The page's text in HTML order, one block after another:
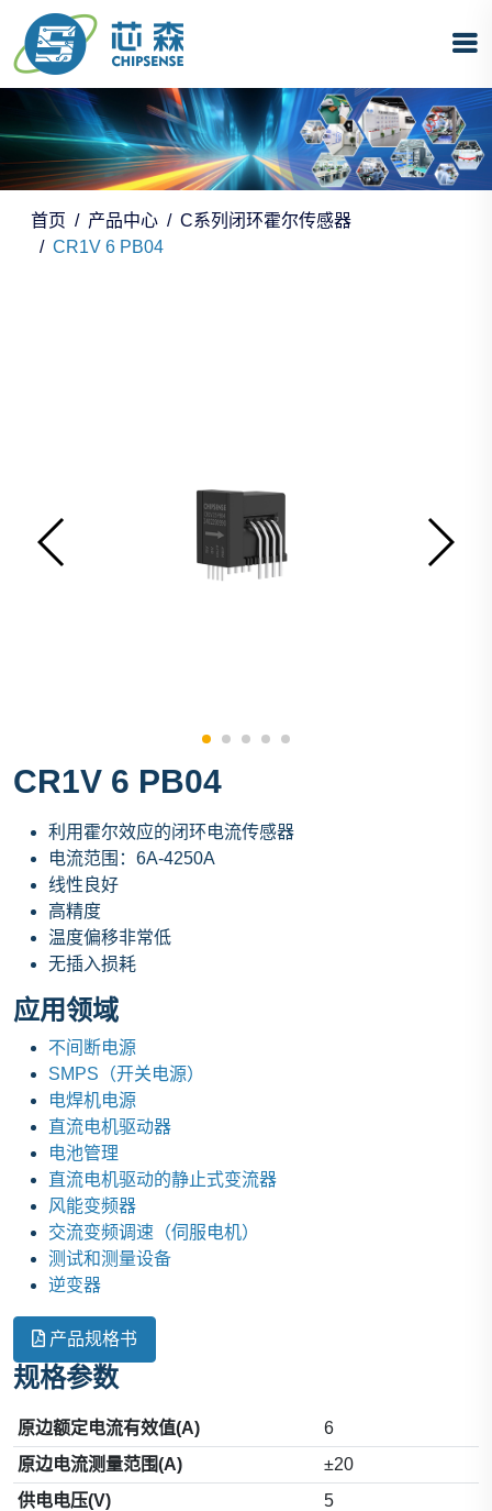
首页 产品中心
C系列闭环霍尔传感器
CR1V 6 PB04
CR1V 6 PB04
利用霍尔效应的闭环电流传感器
电流范围：6A-4250A
线性良好
高精度
温度偏移非常低
无插入损耗
应用领域
不间断电源
SMPS（开关电源）
电焊机电源
直流电机驱动器
电池管理
直流电机驱动的静止式变流器
风能变频器
交流变频调速（伺服电机）
测试和测量设备
逆变器
产品规格书
规格参数
原边额定电流有效值(A)
6
原边电流测量范围(A)
±20
供电电压(V)
5